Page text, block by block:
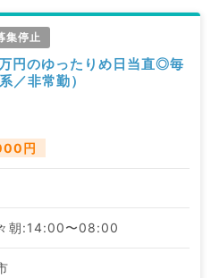
集停止
円のゆったりめ日当直◎毎
／非常勤）
円
朝:14:00〜08:00